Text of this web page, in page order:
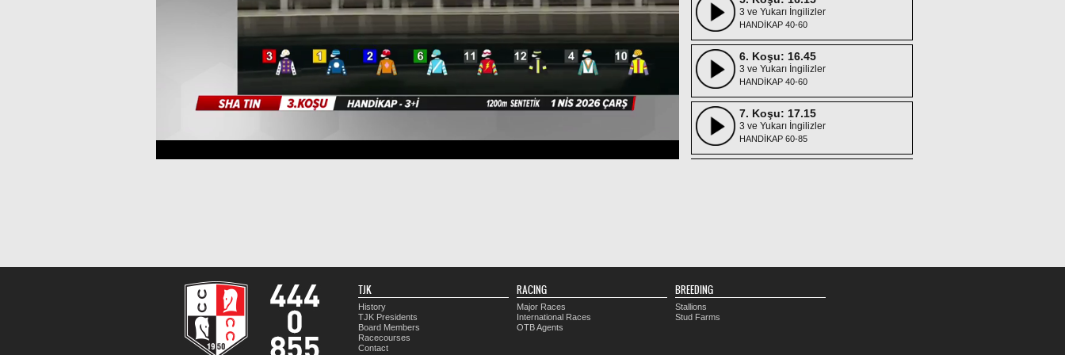
3 ve Yukarı İngilizler
HANDİKAP 40-60
6. Koşu: 16.45
3 ve Yukarı İngilizler
HANDİKAP 40-60
7. Koşu: 17.15
3 ve Yukarı İngilizler
HANDİKAP 60-85
TJK
History
TJK Presidents
Board Members
Racecourses
Contact
RACING
Major Races
International Races
OTB Agents
BREEDING
Stallions
Stud Farms